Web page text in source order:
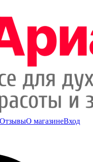
ОтзывыО магазинеВход